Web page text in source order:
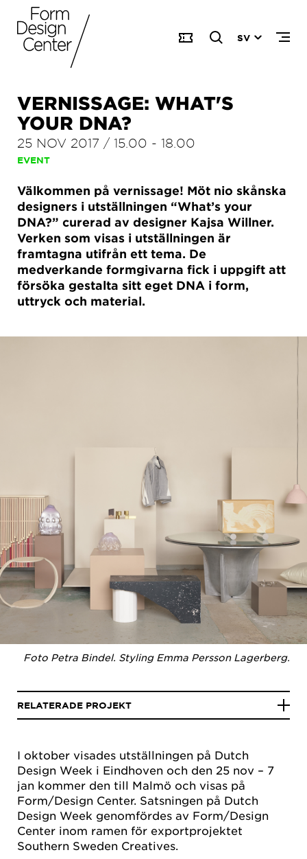
SV
VERNISSAGE: WHAT'S
YOUR DNA?
25 NOV 2017 / 15.00 - 18.00
EVENT
Välkommen på vernissage! Möt nio skånska
designers i utställningen “What’s your
DNA?” curerad av designer Kajsa Willner.
Verken som visas i utställningen är
framtagna utifrån ett tema. De
medverkande formgivarna fick i uppgift att
försöka gestalta sitt eget DNA i form,
uttryck och material.
Foto Petra Bindel. Styling Emma Persson Lagerberg.
I oktober visades utställningen på Dutch
Design Week i Eindhoven och den 25 nov – 7
jan kommer den till Malmö och visas på
Form/Design Center. Satsningen på Dutch
Design Week genomfördes av Form/Design
Center inom ramen för exportprojektet
Southern Sweden Creatives.
RELATERADE PROJEKT